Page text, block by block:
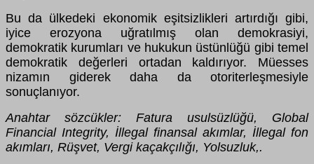
Bu da ülkedeki ekonomik eşitsizlikleri artırdığı gibi,
iyice erozyona uğratılmış olan demokrasiyi,
demokratik kurumları ve hukukun üstünlüğü gibi temel
demokratik değerleri ortadan kaldırıyor. Müesses
nizamın giderek daha da otoriterleşmesiyle
sonuçlanıyor.
Anahtar sözcükler: Fatura usulsüzlüğü, Global
Financial Integrity, İllegal finansal akımlar, İllegal fon
akımları, Rüşvet, Vergi kaçakçılığı, Yolsuzluk,.